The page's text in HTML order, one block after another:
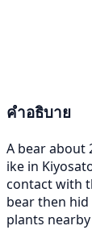
คำอธิบาย
A bear about
ike in
contact with
bear then
plants